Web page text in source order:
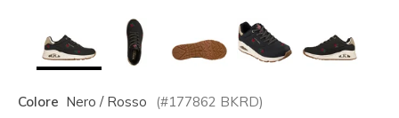
Colore Nero / Rosso (#177862 BKRD)